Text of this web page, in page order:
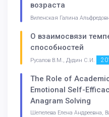
возраста
Виленская Галина
О взаимосвязи
способностей
Русалов В.М., Дудин С.И.
The Role of
Emotional Self-
Anagram Solving
Шепелева Елена Андреевна,